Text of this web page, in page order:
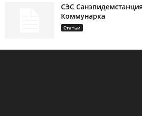
СЭС
Коммунарка
Статьи